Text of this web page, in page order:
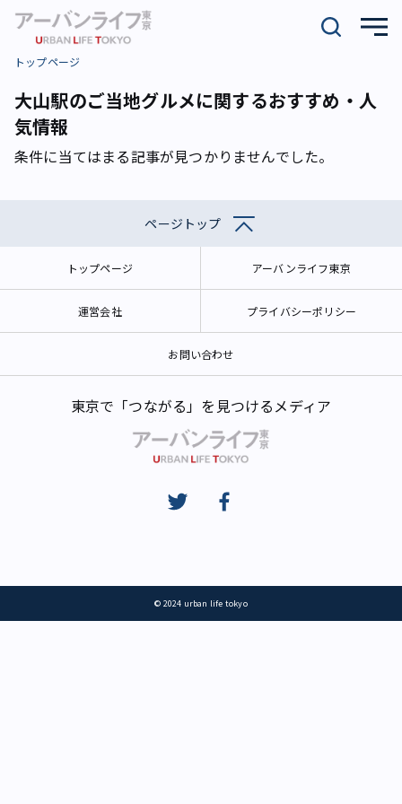
トップページ
大山駅のご当地グルメに関するおすすめ・人
気情報
条件に当てはまる記事が見つかりませんでした。
ページトップ
トップページ アーバンライフ東京
運営会社 プライバシーポリシー
お問い合わせ
東京で「つながる」を見つけるメディア
© 2024 urban life tokyo